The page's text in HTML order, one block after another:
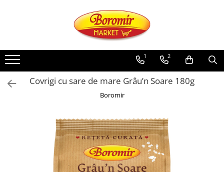
Noutati
Produse de post
Cozonac
Cozonac Exotic
Cozonac Creme
Cozonac Traditional
Cozonac Casa Boromir
1 2
Covrigi cu sare de mare Grâu’n Soare 180g
Boromir